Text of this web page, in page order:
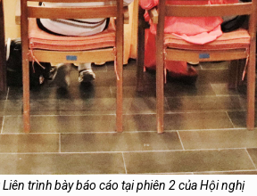
Liên trình bày báo cáo tại phiên 2 của Hội nghị